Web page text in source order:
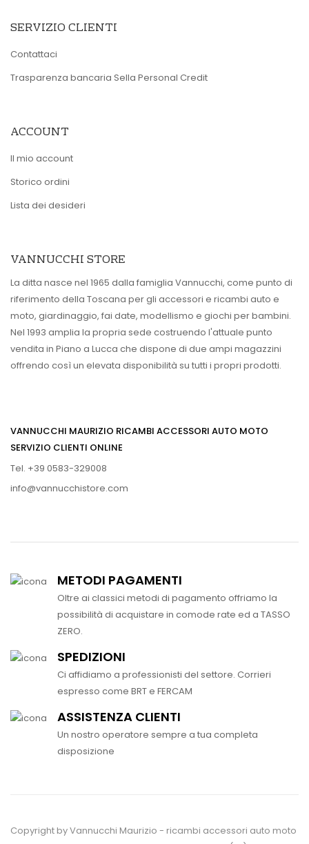
SERVIZIO CLIENTI
Contattaci
Trasparenza bancaria Sella Personal Credit
ACCOUNT
Il mio account
Storico ordini
Lista dei desideri
VANNUCCHI STORE
La ditta nasce nel 1965 dalla famiglia Vannucchi, come punto di
riferimento della Toscana per gli accessori e ricambi auto e
moto, giardinaggio, fai date, modellismo e giochi per bambini.
Nel 1993 amplia la propria sede costruendo l'attuale punto
vendita in Piano a Lucca che dispone di due ampi magazzini
offrendo così un elevata disponibilità su tutti i propri prodotti.
VANNUCCHI MAURIZIO RICAMBI ACCESSORI AUTO MOTO
SERVIZIO CLIENTI ONLINE
Tel. +39 0583-329008
info@vannucchistore.com
METODI PAGAMENTI
Oltre ai classici metodi di pagamento offriamo la
possibilità di acquistare in comode rate ed a TASSO
ZERO.
SPEDIZIONI
Ci affidiamo a professionisti del settore. Corrieri
espresso come BRT e FERCAM
ASSISTENZA CLIENTI
Un nostro operatore sempre a tua completa
disposizione
Copyright by Vannucchi Maurizio - ricambi accessori auto moto